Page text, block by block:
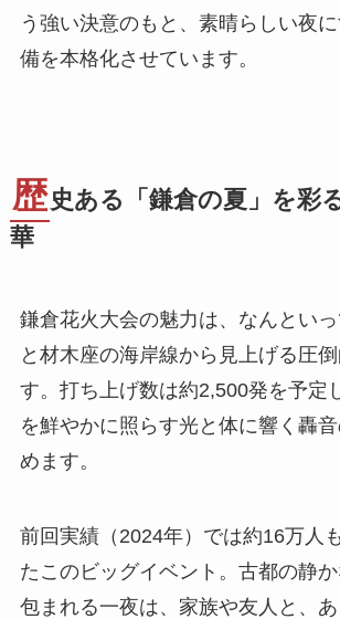
う強い決意のもと、素晴らしい夜
備を本格化させています。
歴 史ある「鎌倉の夏」を彩
華
鎌倉花火大会の魅力は、なんとい
と材木座の海岸線から見上げる圧
す。打ち上げ数は約2,500発を予定
を鮮やかに照らす光と体に響く轟
めます。
前回実績（2024年）では約16万人
たこのビッグイベント。古都の静
包まれる一夜は、家族や友人と、